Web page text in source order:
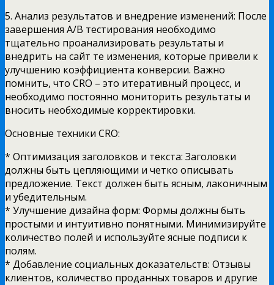
5. Анализ результатов и внедрение изменений: После
завершения A/B тестирования необходимо
тщательно проанализировать результаты и
внедрить на сайт те изменения, которые привели к
улучшению коэффициента конверсии. Важно
помнить, что CRO – это итеративный процесс, и
необходимо постоянно мониторить результаты и
вносить необходимые корректировки.
Основные техники CRO:
* Оптимизация заголовков и текста: Заголовки
должны быть цепляющими и четко описывать
предложение. Текст должен быть ясным, лаконичным
и убедительным.
* Улучшение дизайна форм: Формы должны быть
простыми и интуитивно понятными. Минимизируйте
количество полей и используйте ясные подписи к
полям.
* Добавление социальных доказательств: Отзывы
клиентов, количество проданных товаров и другие